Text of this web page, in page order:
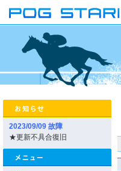
2023/09/09 故障
★更新不具合復旧